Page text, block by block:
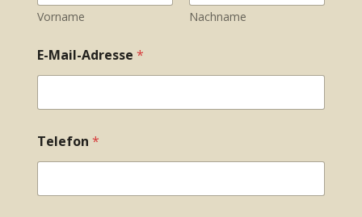
Vorname Nachname
E-Mail-Adresse *
-
M
i
Telefon *